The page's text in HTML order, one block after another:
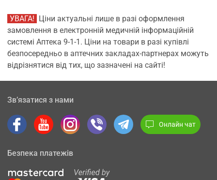
УВАГА! Ціни актуальні лише в разі оформлення
замовлення в електронній медичній інформаційній
системі Аптека 9-1-1. Ціни на товари в разі купівлі
безпосередньо в аптечних закладах-партнерах можуть
відрізнятися від тих, що зазначені на сайті!
Зв’язатися з нами
Онлайн чат
Безпека платежів